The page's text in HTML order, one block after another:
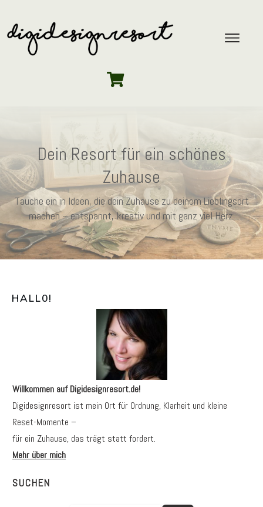
Dein Resort für ein schönes
Zuhause
Tauche ein in Ideen, die dein Zuhause zu deinem Lieblingsort
machen – entspannt, kreativ und mit ganz viel Herz.
HALL0!
Willkommen auf Digidesignresort.de!
Digidesignresort ist mein Ort für Ordnung, Klarheit und kleine
Reset-Momente –
für ein Zuhause, das trägt statt fordert.
Mehr über mich
SUCHEN